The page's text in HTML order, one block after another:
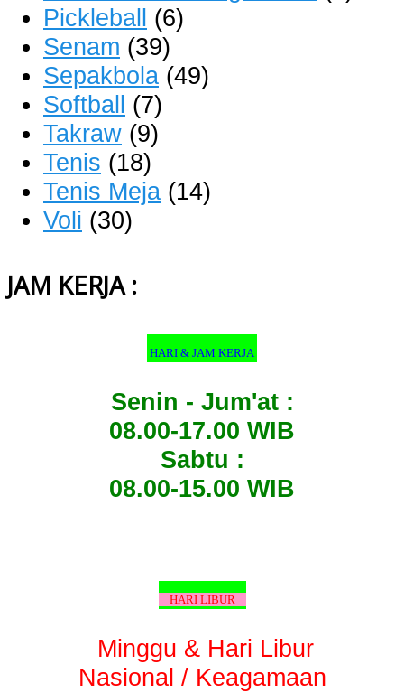
Pickleball
(6)
Senam (39)
Sepakbola (49)
Softball
(7)
Takraw (9)
Tenis (18)
Tenis Meja (14)
Voli (30)
JAM KERJA :
HARI & JAM KERJA
Senin - Jum'at :
08.00-17.00 WIB
Sabtu :
08.00-15.00 WIB
HARI LIBUR
Minggu & Hari Libur
Nasional / Keagamaan